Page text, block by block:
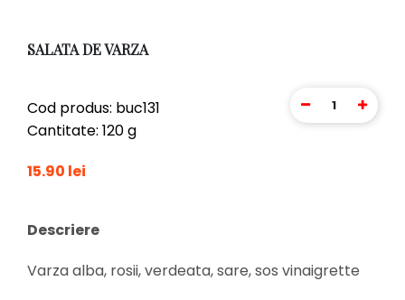
SALATA DE VARZA
Cod produs: buc131
Cantitate: 120 g
15.90 lei
1
Descriere
Varza alba, rosii, verdeata, sare, sos vinaigrette